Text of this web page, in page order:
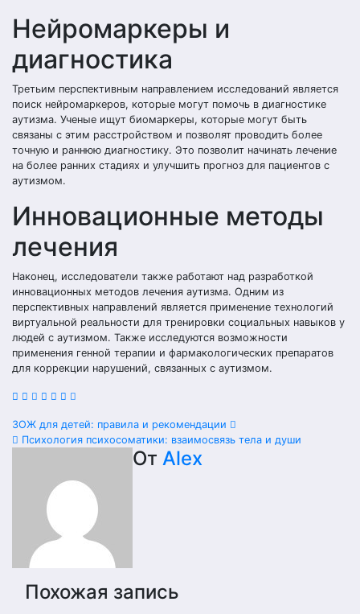
Нейромаркеры и
диагностика
Третьим перспективным направлением исследований является
поиск нейромаркеров, которые могут помочь в диагностике
аутизма. Ученые ищут биомаркеры, которые могут быть
связаны с этим расстройством и позволят проводить более
точную и раннюю диагностику. Это позволит начинать лечение
на более ранних стадиях и улучшить прогноз для пациентов с
аутизмом.
Инновационные методы
лечения
Наконец, исследователи также работают над разработкой
инновационных методов лечения аутизма. Одним из
перспективных направлений является применение технологий
виртуальной реальности для тренировки социальных навыков у
людей с аутизмом. Также исследуются возможности
применения генной терапии и фармакологических препаратов
для коррекции нарушений, связанных с аутизмом.
Навигация
записям
ЗОЖ для детей: правила и рекомендации
Психология психосоматики: взаимосвязь тела и души
От Alex
Похожая запись